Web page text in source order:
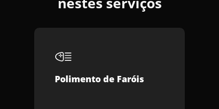
Polimento de Faróis